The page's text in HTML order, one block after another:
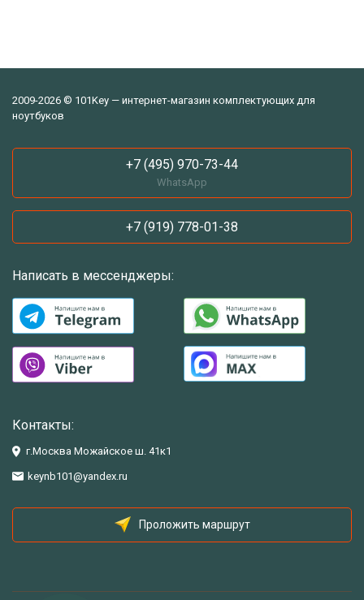
2009-2026 © 101Key — интернет-магазин комплектующих для
ноутбуков
+7 (495) 970-73-44
WhatsApp
+7 (919) 778-01-38
Написать в мессенджеры:
Контакты:
г.Москва Можайское ш. 41к1
keynb101@yandex.ru
Проложить маршрут